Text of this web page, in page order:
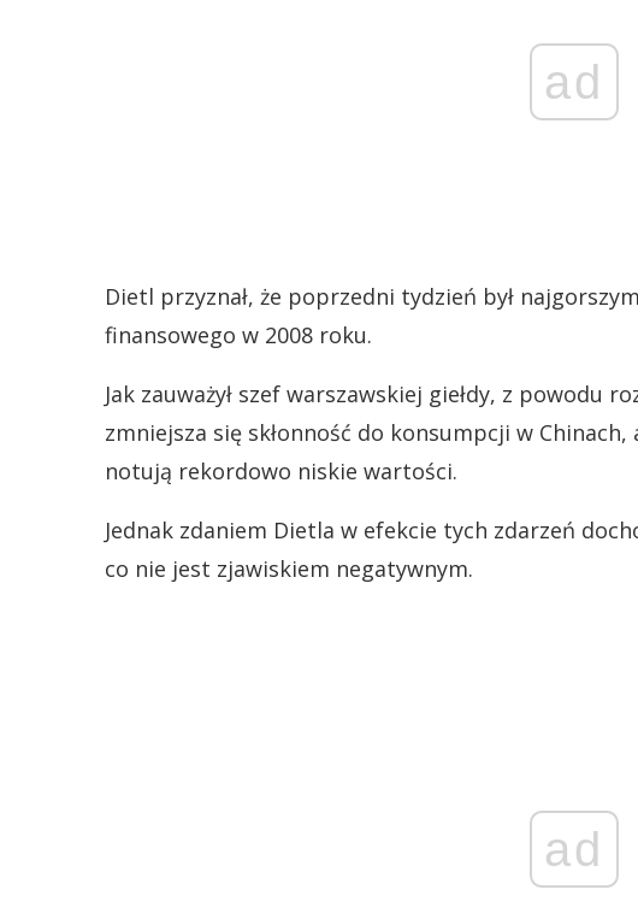
ad
Dietl przyznał, że poprzedni tydzień był
finansowego w 2008 roku.
Jak zauważył szef warszawskiej giełdy, z powodu
zmniejsza się skłonność do konsumpcji w
notują rekordowo niskie wartości.
Jednak zdaniem Dietla w efekcie tych zdarzeń
co nie jest zjawiskiem negatywnym.
ad